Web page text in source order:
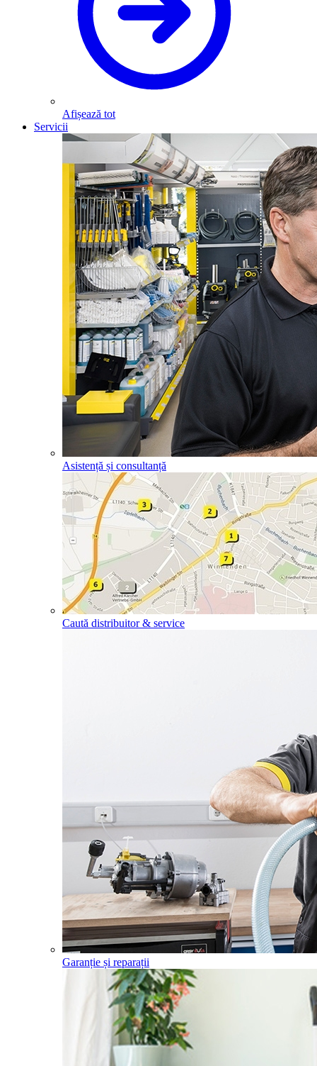
Afișează tot
Servicii
Asistență și consultanță
Caută distribuitor & service
Garanție și reparații